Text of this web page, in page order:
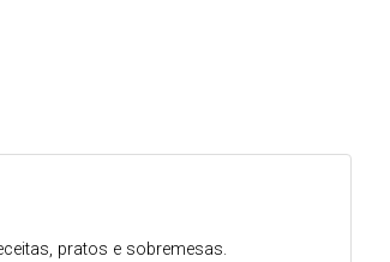
pratos e sobremesas.